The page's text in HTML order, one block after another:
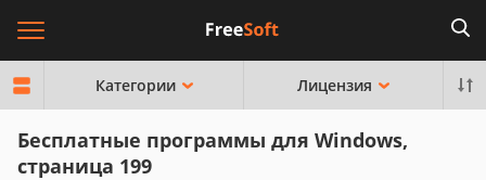
Категории Лицензия
Бесплатные программы для Windows,
страница 199